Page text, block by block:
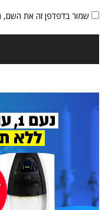
שמור בדפדפן זה את השם,